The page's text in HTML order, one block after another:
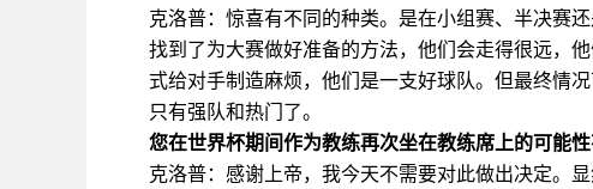
克洛普：惊喜有不同的种类。是在小组赛、半决赛
找到了为大赛做好准备的方法，他们会走得很远，
式给对手制造麻烦，他们是一支好球队。但最终情
只有强队和热门了。
您在世界杯期间作为教练再次坐在教练席上的可能性
克洛普：感谢上帝，我今天不需要对此做出决定。